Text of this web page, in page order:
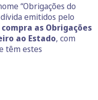
“Obrigações do
dívida emitidos pelo
as Obrigações
ao Estado, com
têm estes